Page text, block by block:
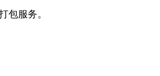
包服务。